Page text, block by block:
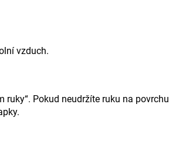
vzduch.
Pokud neudržíte ruku na povrchu